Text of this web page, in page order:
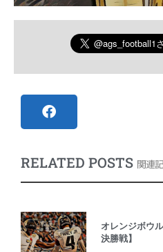
RELATED POSTS 関連
オレンジボウ
決勝戦】